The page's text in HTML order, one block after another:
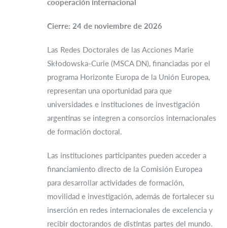
cooperación internacional
Cierre: 24 de noviembre de 2026
Las Redes Doctorales de las Acciones Marie
Skłodowska-Curie (MSCA DN), financiadas por el
programa Horizonte Europa de la Unión Europea,
representan una oportunidad para que
universidades e instituciones de investigación
argentinas se integren a consorcios internacionales
de formación doctoral.
Las instituciones participantes pueden acceder a
financiamiento directo de la Comisión Europea
para desarrollar actividades de formación,
movilidad e investigación, además de fortalecer su
inserción en redes internacionales de excelencia y
recibir doctorandos de distintas partes del mundo.